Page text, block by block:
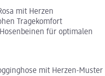
mit Herzen
Tragekomfort
für optimalen
mit Herzen-Muster